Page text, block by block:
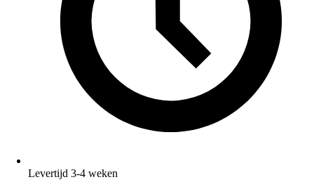
Levertijd 3-4 weken